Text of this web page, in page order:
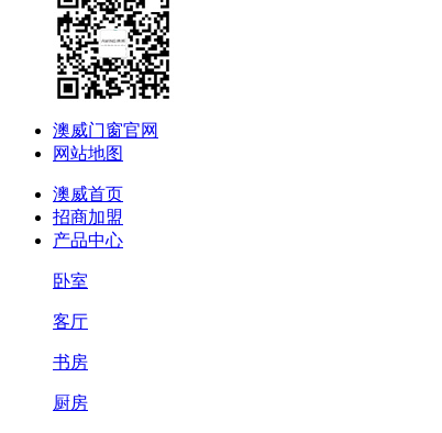
澳威门窗官网
网站地图
澳威首页
招商加盟
产品中心
卧室
客厅
书房
厨房